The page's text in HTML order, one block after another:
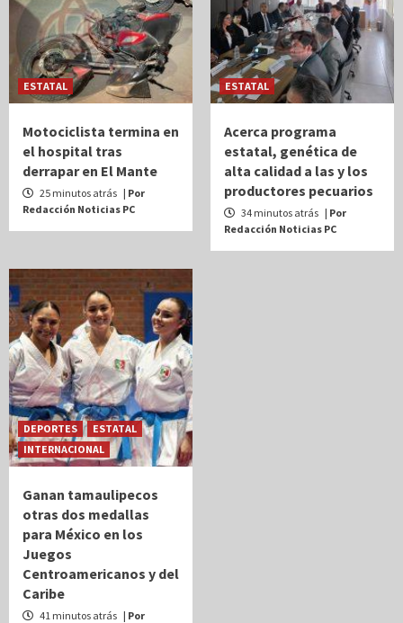
ESTATAL
Motociclista termina en
el hospital tras
derrapar en El Mante
25 minutos atrás | Por
Redacción Noticias PC
ESTATAL
Acerca programa
estatal, genética de
alta calidad a las y los
productores pecuarios
34 minutos atrás | Por
Redacción Noticias PC
DEPORTES
ESTATAL
INTERNACIONAL
Ganan tamaulipecos
otras dos medallas
para México en los
Juegos
Centroamericanos y del
Caribe
41 minutos atrás | Por